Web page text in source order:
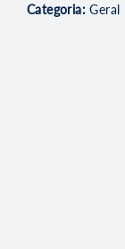
Categoria:Geral